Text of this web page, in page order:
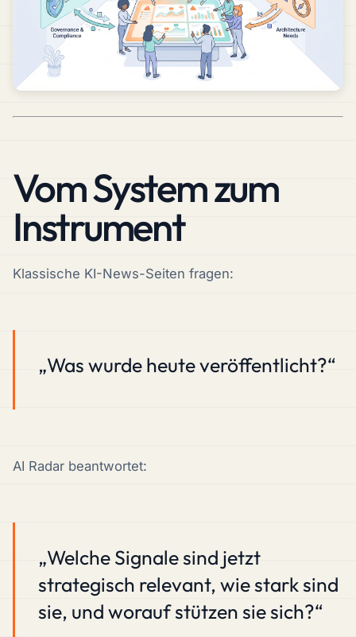
Vom System zum
Instrument
Klassische KI-News-Seiten fragen:
„Was wurde heute veröffentlicht?“
AI Radar beantwortet:
„Welche Signale sind jetzt
strategisch relevant, wie stark sind
sie, und worauf stützen sie sich?“